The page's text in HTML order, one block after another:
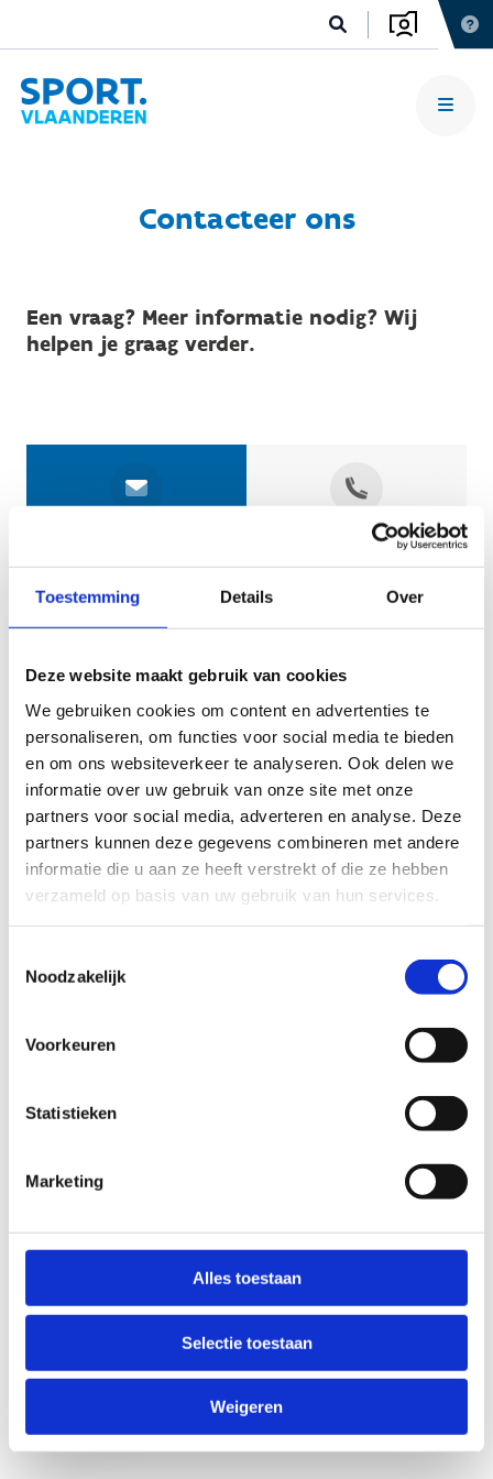
Toestemming Details Over
Deze website maakt gebruik van cookies
We gebruiken cookies om content en advertenties te
personaliseren, om functies voor social media te bieden
en om ons websiteverkeer te analyseren. Ook delen we
informatie over uw gebruik van onze site met onze
partners voor social media, adverteren en analyse. Deze
partners kunnen deze gegevens combineren met andere
informatie die u aan ze heeft verstrekt of die ze hebben
verzameld op basis van uw gebruik van hun services.
Noodzakelijk
Voorkeuren
Statistieken
Marketing
Alles toestaan
Selectie toestaan
Weigeren
Contacteer ons
Een vraag? Meer informatie nodig? Wij
helpen je graag verder.
Geef aan tot welk domein jouw vraag behoort
KIES EEN DOMEIN
Jouw vraag
Anti-Robot Verification
Click to start verification
Verzend